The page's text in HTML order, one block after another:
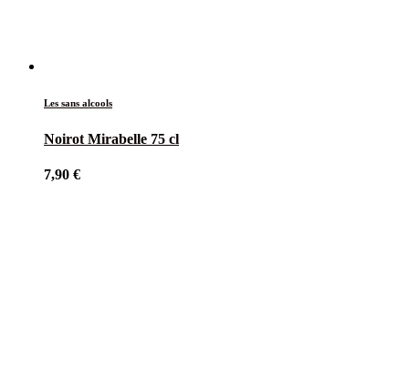
Les sans alcools
Noirot Mirabelle 75 cl
7,90 €